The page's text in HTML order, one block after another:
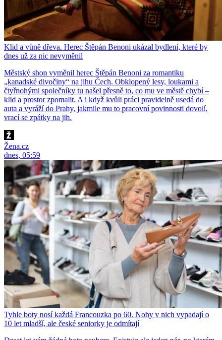
Klid a vůně dřeva. Herec Štěpán Benoni ukázal bydlení, které by
dnes už za nic nevyměnil
Městský shon vyměnil herec Štěpán Benoni za romantiku
„kanadské divočiny“ na jihu Čech. Obklopený lesy, loukami a
čtyřnohými společníky tu našel přesně to, co mu ve městě chybí –
klid a prostor zpomalit. A i když kvůli práci pravidelně usedá do
auta a vyráží do Prahy, jakmile mu to pracovní povinnosti dovolí,
vrací se zpátky na jih.
Žena.cz
dnes, 05:59
Tyhle boty nosí každá Francouzka po 60. Nohy v nich vypadají o
10 let mladší, ale české seniorky je odmítají